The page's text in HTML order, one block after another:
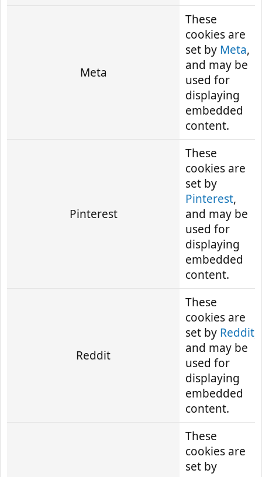
Meta
These
cookies are
set by Meta,
and may be
used for
displaying
embedded
content.
Pinterest
These
cookies are
set by
Pinterest,
and may be
used for
displaying
embedded
content.
Reddit
These
cookies are
set by Reddit
and may be
used for
displaying
embedded
content.
These
cookies are
set by